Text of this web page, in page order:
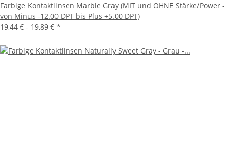
Farbige Kontaktlinsen Marble Gray (MIT und OHNE Stärke/Power -
von Minus -12.00 DPT bis Plus +5.00 DPT)
19,44 € - 19,89 € *